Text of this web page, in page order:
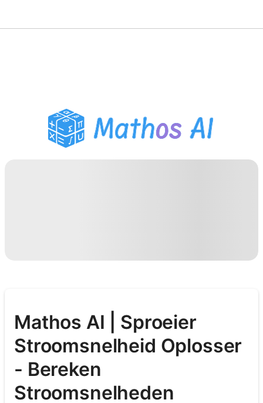
PDF Huiswerk Helper
Studietools
Mathos AI | Sproeier
Stroomsnelheid Oplosser
- Bereken
Stroomsnelheden